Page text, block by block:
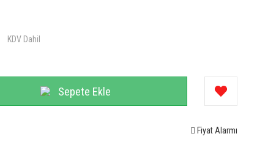
KDV Dahil
Sepete Ekle
Fiyat Alarmı